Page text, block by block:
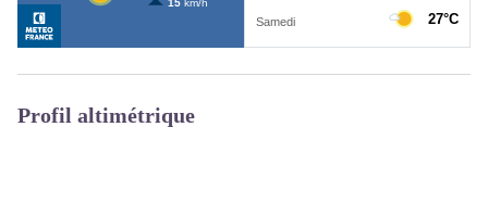
Profil altimétrique